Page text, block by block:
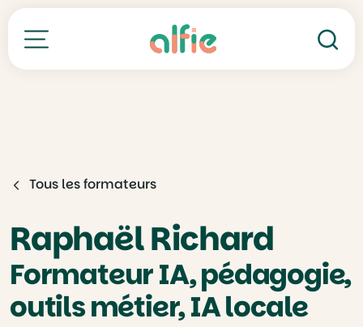
Toutes nos formations
Tous les formateurs
Raphaël Richard
Formateur IA, pédagogie,
outils métier, IA locale